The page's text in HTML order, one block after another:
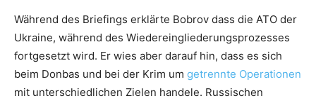
Während des Briefings erklärte Bobrov dass die ATO der
Ukraine, während des Wiedereingliederungsprozesses
fortgesetzt wird. Er wies aber darauf hin, dass es sich
beim Donbas und bei der Krim um getrennte Operationen
mit unterschiedlichen Zielen handele. Russischen